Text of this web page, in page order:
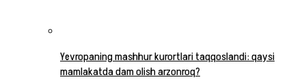
Yevropaning mashhur kurortlari taqqoslandi: qaysi
mamlakatda dam olish arzonroq?